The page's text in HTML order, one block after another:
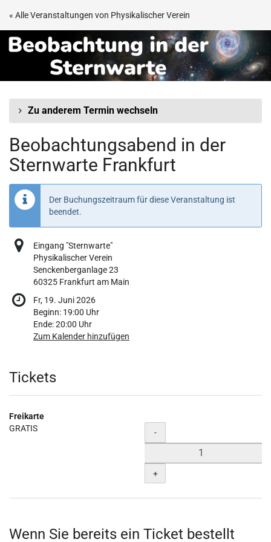
Zum
Inhalt
springen
« Alle Veranstaltungen von Physikalischer Verein
Beobachtungsabend
Sternwarte
Frankfurt
Zu anderem Termin wechseln
Beobachtungsabend in der
Sternwarte Frankfurt
Der Buchungszeitraum für diese Veranstaltung ist
beendet.
Eingang "Sternwarte"
Physikalischer Verein
Senckenberganlage 23
60325 Frankfurt am Main
Fr, 19. Juni 2026
Beginn: 19:00 Uhr
Ende:20:00 Uhr
Zum Kalender hinzufügen
Produkte
Tickets
Freikarte
GRATIS
Menge
-
+
Wenn Sie bereits ein Ticket bestellt